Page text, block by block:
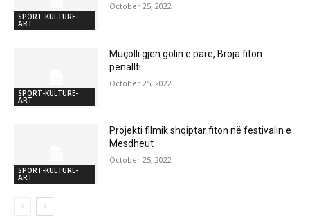
SPORT-KULTURE-
ART
October 25, 2022
SPORT-KULTURE-
ART
Muçolli gjen golin e parë, Broja fiton
penallti
October 25, 2022
SPORT-KULTURE-
ART
Projekti filmik shqiptar fiton në festivalin e
Mesdheut
October 25, 2022